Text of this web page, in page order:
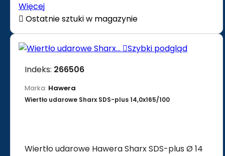
Więcej
 Ostatnie sztuki w magazynie
Szybki podgląd
Indeks: 266506
Marka: Hawera
Wiertło udarowe Sharx SDS-plus 14,0x165/100
Wiertło udarowe Hawera Sharx SDS-plus Ø 14